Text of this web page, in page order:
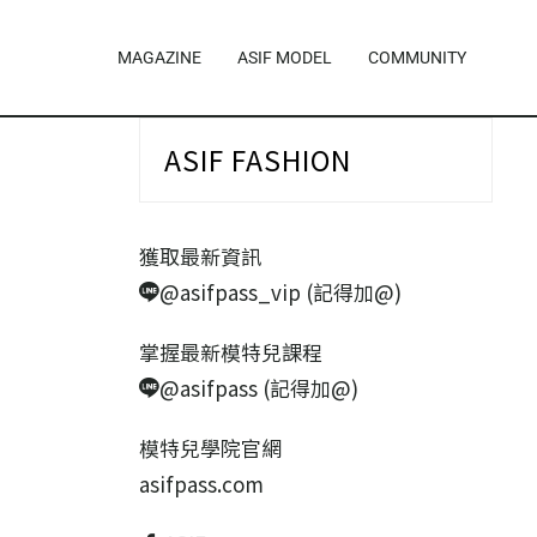
MAGAZINE ASIF MODEL COMMUNITY
ASIF FASHION
獲取最新資訊
@asifpass_vip (記得加@)
掌握最新模特兒課程
@asifpass (記得加@)
模特兒學院官網
asifpass.com